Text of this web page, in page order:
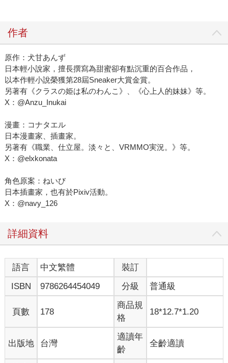
作者
原作：犬甘あんず
日本輕小說家，擅長撰寫為甜蜜卻有點沉重的百合作品，
以本作輕小說榮獲第28屆Sneaker大賞金賞。
另著有《クラスの姫は私のわんこ》、《心上人的妹妹》等。
X：@Anzu_Inukai
漫畫：コナタエル
日本漫畫家、插畫家。
另著有《職業、仕立屋。淡々と、VRMMO実況。》等。
X：@elxkonata
角色原案：ねいび
日本插畫家，也有於Pixiv活動。
X：@navy_126
詳細資料
語言 中文繁體
裝訂
ISBN
9786264454049 分級 普通級
頁數 178
商品規
格
18*12.7*1.20
出版地 台灣
適讀年
齡
全齡適讀